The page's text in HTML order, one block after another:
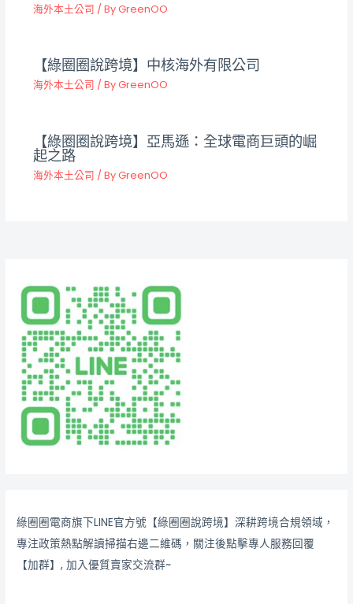
海外本土公司 / ByGreenOO
【綠圈圈說跨境】中核海外有限公司
海外本土公司 / ByGreenOO
【綠圈圈說跨境】亞馬遜：全球電商巨頭的崛
起之路
海外本土公司 / ByGreenOO
綠圈圈電商旗下LINE官方號【綠圈圈說跨境】深耕跨境合規領域，
專注政策熱點解讀掃描右邊二維碼，關注後點擊專人服務回覆
【加群】, 加入優質賣家交流群~